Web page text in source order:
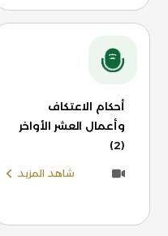
أحكام الاعتكاف
وأعمال العشر الأواخر
(2)
شاهد المزيد